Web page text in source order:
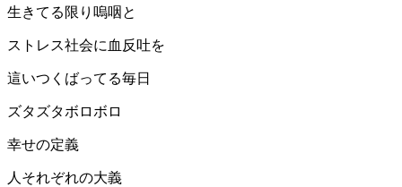
生きてる限り嗚咽と
ストレス社会に血反吐を
這いつくばってる毎日
ズタズタボロボロ
幸せの定義
人それぞれの大義